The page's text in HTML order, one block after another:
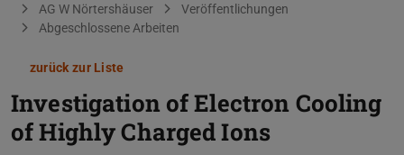
AG W Nörtershäuser
Veröffentlichungen
Abgeschlossene Arbeiten
zurück zur Liste
Investigation of Electron Cooling
of Highly Charged Ions